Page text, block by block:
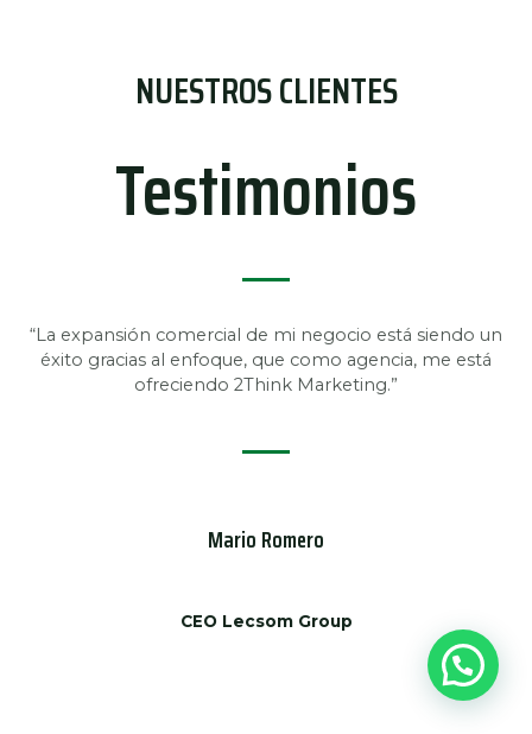
NUESTROS CLIENTES
Testimonios
“La expansión comercial de mi negocio está siendo un
éxito gracias al enfoque, que como agencia, me está
ofreciendo 2Think Marketing.”
Mario Romero
CEO Lecsom Group